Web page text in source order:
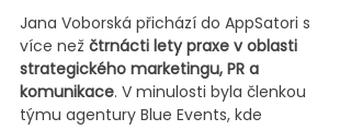
Jana Voborská přichází do AppSatori s
více než čtrnácti lety praxe v oblasti
strategického marketingu, PR a
komunikace. V minulosti byla členkou
týmu agentury Blue Events, kde